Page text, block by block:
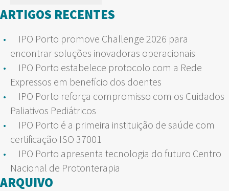
por:
ARTIGOS RECENTES
IPO Porto promove Challenge 2026 para
encontrar soluções inovadoras operacionais
IPO Porto estabelece protocolo com a Rede
Expressos em benefício dos doentes
IPO Porto reforça compromisso com os Cuidados
Paliativos Pediátricos
IPO Porto é a primeira instituição de saúde com
certificação ISO 37001
IPO Porto apresenta tecnologia do futuro Centro
Nacional de Protonterapia
ARQUIVO